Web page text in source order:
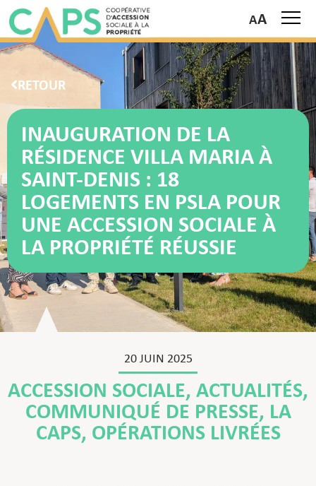
RETOUR
INAUGURATION DE LA
RÉSIDENCE VILLA MARIA À
SAINT-DENIS : 18
LOGEMENTS EN PSLA POUR
UNE ACCESSION SOCIALE À
LA PROPRIÉTÉ RÉUSSIE
20 JUIN 2025
ACCESSION SOCIALE, ACTUALITÉS,
COMMUNIQUÉ DE PRESSE, LA
CAPS, OPÉRATIONS LIVRÉES
A